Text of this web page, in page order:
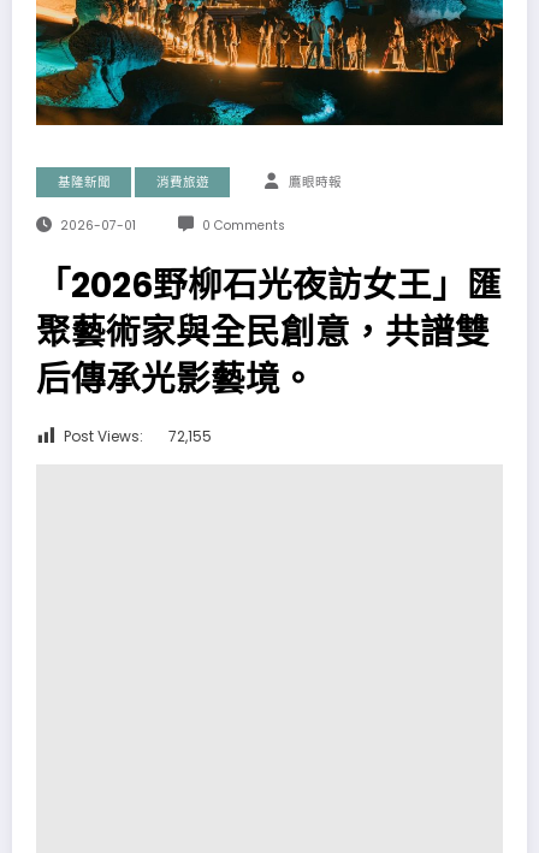
基隆新聞 消費旅遊 鷹眼時報
2026-07-01 0 Comments
「2026野柳石光夜訪女王」匯
聚藝術家與全民創意，共譜雙
后傳承光影藝境。
Post Views: 72,155